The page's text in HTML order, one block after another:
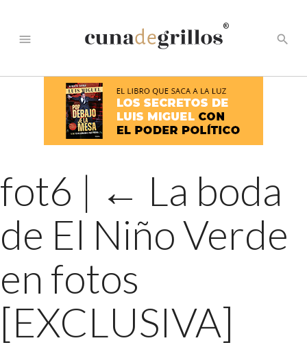
menu
®
search
fot6 | ← La boda
de El Niño Verde
en fotos
[EXCLUSIVA]